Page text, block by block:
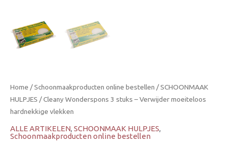
Home /Schoonmaakproducten online bestellen /SCHOONMAAK
HULPJES / Cleany Wonderspons 3 stuks – Verwijder moeiteloos
hardnekkige vlekken
ALLE ARTIKELEN, SCHOONMAAK HULPJES,
Schoonmaakproducten online bestellen